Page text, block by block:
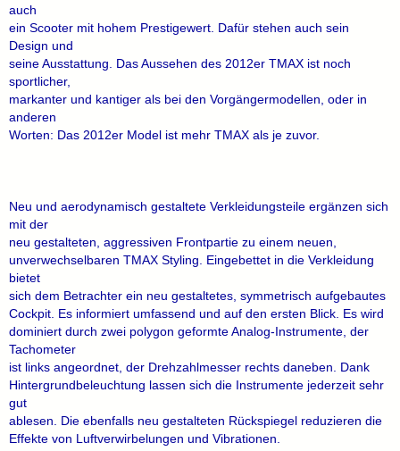
auch
ein Scooter mit hohem Prestigewert. Dafür stehen auch sein
Design und
seine Ausstattung. Das Aussehen des 2012er TMAX ist noch
sportlicher,
markanter und kantiger als bei den Vorgängermodellen, oder in
anderen
Worten: Das 2012er Model ist mehr TMAX als je zuvor.
Neu und aerodynamisch gestaltete Verkleidungsteile ergänzen sich
mit der
neu gestalteten, aggressiven Frontpartie zu einem neuen,
unverwechselbaren TMAX Styling. Eingebettet in die Verkleidung
bietet
sich dem Betrachter ein neu gestaltetes, symmetrisch aufgebautes
Cockpit. Es informiert umfassend und auf den ersten Blick. Es wird
dominiert durch zwei polygon geformte Analog-Instrumente, der
Tachometer
ist links angeordnet, der Drehzahlmesser rechts daneben. Dank
Hintergrundbeleuchtung lassen sich die Instrumente jederzeit sehr
gut
ablesen. Die ebenfalls neu gestalteten Rückspiegel reduzieren die
Effekte von Luftverwirbelungen und Vibrationen.